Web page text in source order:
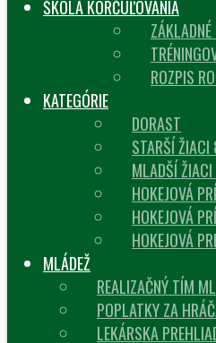
ŠKOLA KORČUĽOVANIA
ROZPIS
KATEGÓRIE
DORAST
STARŠÍ
MLADŠÍ
HOKEJOVÁ
HOKEJOVÁ
HOKEJOVÁ
MLÁDEŽ
REALIZAČNÝ TÍM
POPLATKY ZA
LEKÁRSKA